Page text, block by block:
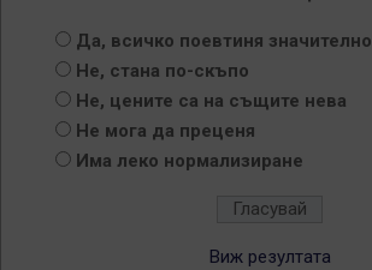
Да, всичко поевтиня значително
Не, стана по-скъпо
Не, цените са на същите нева
Не мога да преценя
Има леко нормализиране
Виж резултата